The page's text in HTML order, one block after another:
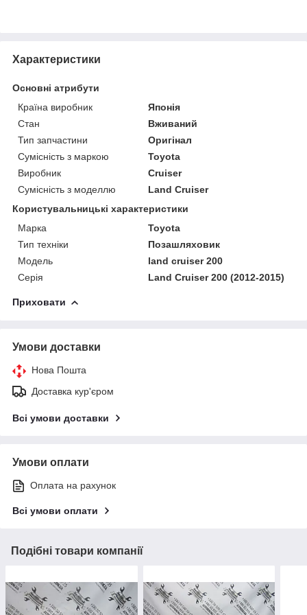
Характеристики
Основні атрибути
Країна виробник
Японія
Стан
Вживаний
Тип запчастини
Оригінал
Сумісність з маркою
Toyota
Виробник
Cruiser
Сумісність з моделлю
Land Cruiser
Користувальницькі характеристики
Марка
Toyota
Тип техніки
Позашляховик
Модель
land cruiser 200
Серія
Land Cruiser 200 (2012-2015)
Приховати
Умови доставки
Нова Пошта
Доставка кур'єром
Всі умови доставки
Умови оплати
Оплата на рахунок
Всі умови оплати
Подібні товари компанії